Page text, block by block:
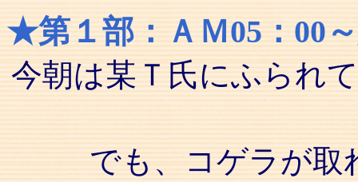
★第１部：ＡＭ05：00
今朝は某Ｔ氏にふられ
でも、コゲラが取